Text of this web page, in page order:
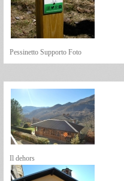
Pessinetto Supporto Foto
Il dehors